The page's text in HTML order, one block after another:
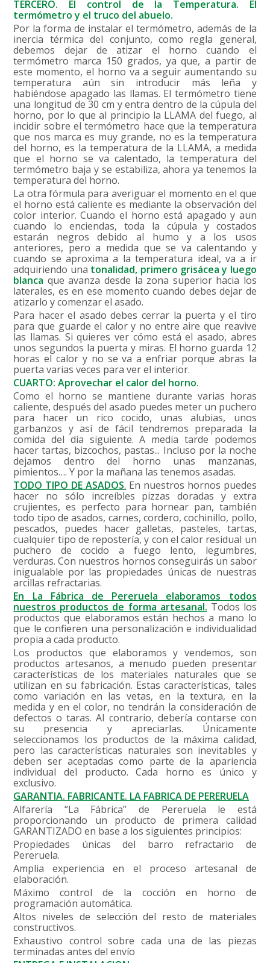
TERCERO. El control de la Temperatura. El
termómetro y el truco del abuelo.
Por la forma de instalar el termómetro, además de la
inercia térmica del conjunto, como regla general,
debemos dejar de atizar el horno cuando el
termómetro marca 150 grados, ya que, a partir de
este momento, el horno va a seguir aumentando su
temperatura aún sin introducir más leña y
habiéndose apagado las llamas. El termómetro tiene
una longitud de 30 cm y entra dentro de la cúpula del
horno, por lo que al principio la LLAMA del fuego, al
incidir sobre el termómetro hace que la temperatura
que nos marca es muy grande, no es la temperatura
del horno, es la temperatura de la LLAMA, a medida
que el horno se va calentado, la temperatura del
termómetro baja y se estabiliza, ahora ya tenemos la
temperatura del horno.
La otra fórmula para averiguar el momento en el que
el horno está caliente es mediante la observación del
color interior. Cuando el horno está apagado y aun
cuando lo enciendas, toda la cúpula y costados
estarán negros debido al humo y a los usos
anteriores, pero a medida que se va calentando y
cuando se aproxima a la temperatura ideal, va a ir
adquiriendo una tonalidad, primero grisácea y luego
blanca que avanza desde la zona superior hacia los
laterales, es en ese momento cuando debes dejar de
atizarlo y comenzar el asado.
Para hacer el asado debes cerrar la puerta y el tiro
para que guarde el calor y no entre aire que reavive
las llamas. Si quieres ver cómo está el asado, abres
unos segundos la puerta y miras. El horno guarda 12
horas el calor y no se va a enfriar porque abras la
puerta varias veces para ver el interior.
CUARTO: Aprovechar el calor del horno.
Como el horno se mantiene durante varias horas
caliente, después del asado puedes meter un puchero
para hacer un rico cocido, unas alubias, unos
garbanzos y así de fácil tendremos preparada la
comida del día siguiente. A media tarde podemos
hacer tartas, bizcochos, pastas... Incluso por la noche
dejamos dentro del horno unas manzanas,
pimientos…. Y por la mañana las tenemos asadas.
TODO TIPO DE ASADOS. En nuestros hornos puedes
hacer no sólo increíbles pizzas doradas y extra
crujientes, es perfecto para hornear pan, también
todo tipo de asados, carnes, cordero, cochinillo, pollo,
pescados, puedes hacer galletas, pasteles, tartas,
cualquier tipo de repostería, y con el calor residual un
puchero de cocido a fuego lento, legumbres,
verduras. Con nuestros hornos conseguirás un sabor
inigualable por las propiedades únicas de nuestras
arcillas refractarias.
En La Fábrica de Pereruela elaboramos todos
nuestros productos de forma artesanal. Todos los
productos que elaboramos están hechos a mano lo
que le confieren una personalización e individualidad
propia a cada producto.
Los productos que elaboramos y vendemos, son
productos artesanos, a menudo pueden presentar
características de los materiales naturales que se
utilizan en su fabricación. Estas características, tales
como variación en las vetas, en la textura, en la
medida y en el color, no tendrán la consideración de
defectos o taras. Al contrario, debería contarse con
su presencia y apreciarlas. Únicamente
seleccionamos los productos de la máxima calidad,
pero las características naturales son inevitables y
deben ser aceptadas como parte de la apariencia
individual del producto. Cada horno es único y
exclusivo.
GARANTIA. FABRICANTE. LA FABRICA DE PERERUELA
Alfarería “La Fábrica” de Pereruela le está
proporcionando un producto de primera calidad
GARANTIZADO en base a los siguientes principios:
Propiedades únicas del barro refractario de
Pereruela.
Amplia experiencia en el proceso artesanal de
elaboración.
Máximo control de la cocción en horno de
programación automática.
Altos niveles de selección del resto de materiales
constructivos.
Exhaustivo control sobre cada una de las piezas
terminadas antes del envío